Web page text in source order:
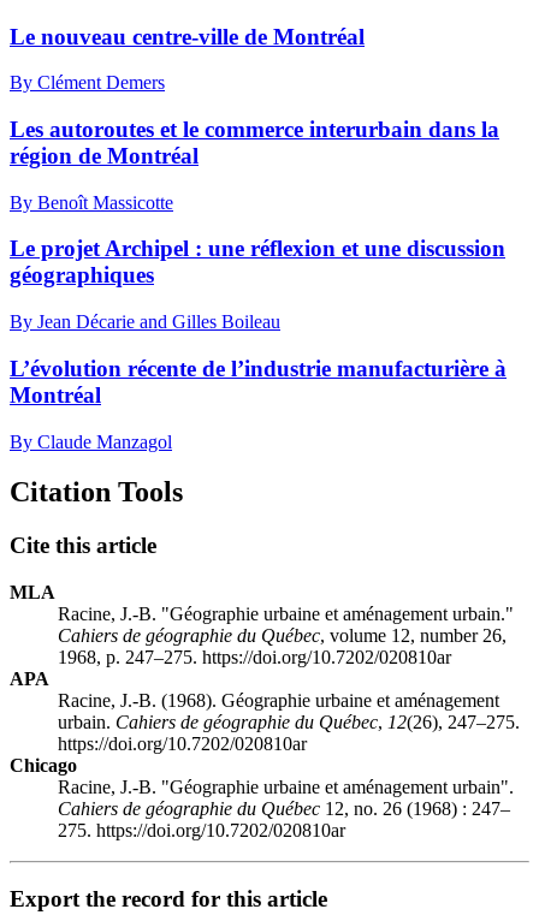
Le nouveau centre-ville de Montréal
By Clément Demers
Les autoroutes et le commerce interurbain dans la
région de Montréal
By Benoît Massicotte
Le projet Archipel : une réflexion et une discussion
géographiques
By Jean Décarie and Gilles Boileau
L’évolution récente de l’industrie manufacturière à
Montréal
By Claude Manzagol
Citation Tools
Cite this article
MLA
Racine, J.-B. "Géographie urbaine et aménagement urbain."
Cahiers de géographie du Québec, volume 12, number 26,
1968, p. 247–275. https://doi.org/10.7202/020810ar
APA
Racine, J.-B. (1968). Géographie urbaine et aménagement
urbain. Cahiers de géographie du Québec, 12(26), 247–275.
https://doi.org/10.7202/020810ar
Chicago
Racine, J.-B. "Géographie urbaine et aménagement urbain".
Cahiers de géographie du Québec 12, no. 26 (1968) : 247–
275. https://doi.org/10.7202/020810ar
Export the record for this article